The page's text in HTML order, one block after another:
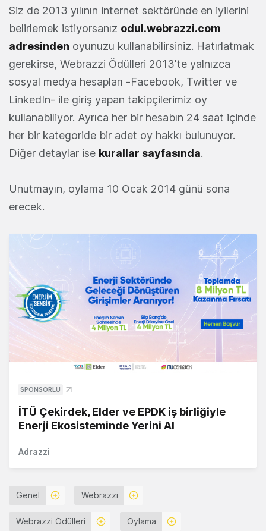
Siz de 2013 yılının internet sektöründe en iyilerini
belirlemek istiyorsanız odul.webrazzi.com
adresinden oyunuzu kullanabilirsiniz. Hatırlatmak
gerekirse, Webrazzi Ödülleri 2013'te yalnızca
sosyal medya hesapları -Facebook, Twitter ve
LinkedIn- ile giriş yapan takipçilerimiz oy
kullanabiliyor. Ayrıca her bir hesabın 24 saat içinde
her bir kategoride bir adet oy hakkı bulunuyor.
Diğer detaylar ise kurallar sayfasında.
Unutmayın, oylama 10 Ocak 2014 günü sona
erecek.
SPONSORLU
İTÜ Çekirdek, Elder ve EPDK iş birliğiyle
Enerji Ekosisteminde Yerini Al
Adrazzi
Genel Webrazzi
Webrazzi Ödülleri Oylama